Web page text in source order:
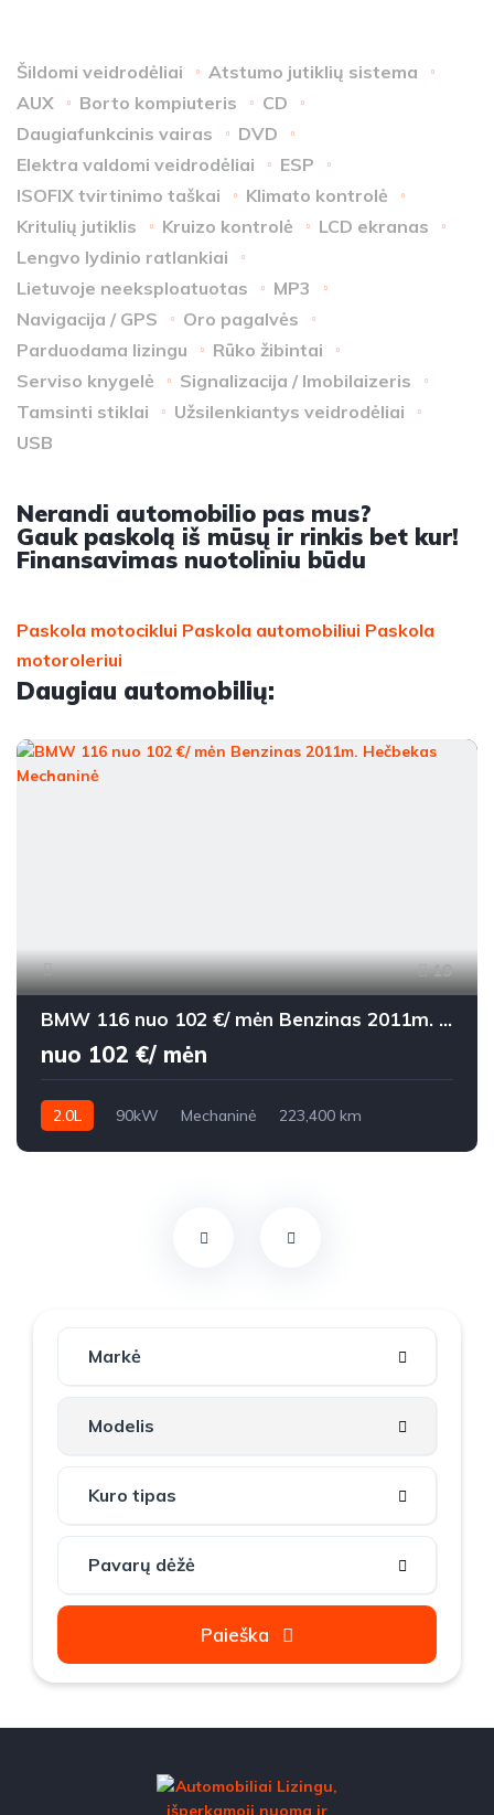
Šildomi veidrodėliai
Atstumo jutiklių sistema
AUX
Borto kompiuteris
CD
Daugiafunkcinis vairas
DVD
Elektra valdomi veidrodėliai
ESP
ISOFIX tvirtinimo taškai
Klimato kontrolė
Kritulių jutiklis
Kruizo kontrolė
LCD ekranas
Lengvo lydinio ratlankiai
Lietuvoje neeksploatuotas
MP3
Navigacija / GPS
Oro pagalvės
Parduodama lizingu
Rūko žibintai
Serviso knygelė
Signalizacija / Imobilaizeris
Tamsinti stiklai
Užsilenkiantys veidrodėliai
USB
Nerandi automobilio pas mus?
Gauk paskolą iš mūsų ir rinkis bet kur!
Finansavimas nuotoliniu būdu
Paskola motociklui Paskola automobiliui Paskola
motoroleriui
Daugiau automobilių:
19
BMW 116 nuo 102 €/ mėn Benzinas 2011m. Hečbekas Mechaninė
nuo 102 €/ mėn
2.0L 90kW Mechaninė
223,400 km
Paieška